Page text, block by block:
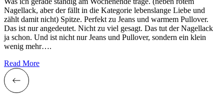
Nagellack, aber der fällt in die Kategorie lebenslange Liebe und
zählt damit nicht) Spitze. Perfekt zu Jeans und warmem Pullover.
Das ist nur angedeutet. Nicht zu viel gesagt. Das tut der Nagellack
ja schon. Und ist nicht nur Jeans und Pullover, sondern ein klein
wenig mehr….
Read More